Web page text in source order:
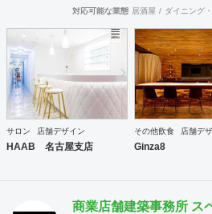
クノロジーとクリエイティブに
指します よりグローバルな視
をスタンダードに取り入れるこ
けるデザイン会社を目指します
造・挑戦 感動：軽薄な流行を追
質的に美しく成果の出るデザイ
の技術や概念を取り入れ、お客
エイティブ提案を追求します 挑
とらわれず、自身の限界を超え
対応可能な業態 居酒屋 ダイニング
サロン 店舗デザイン
HAAB 名古屋支店
その他飲食 店舗デ
Ginza8
商業店舗建築事務所 ス